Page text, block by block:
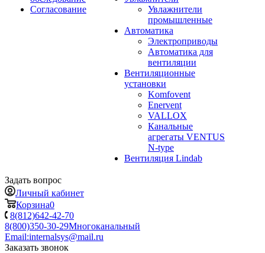
Согласование
Увлажнители
промышленные
Автоматика
Электроприводы
Автоматика для
вентиляции
Вентиляционные
установки
Komfovent
Enervent
VALLOX
Канальные
агрегаты VENTUS
N-type
Вентиляция Lindab
Задать вопрос
Личный кабинет
Корзина0
8(812)642-42-70
8(800)350-30-29Многоканальный
Email:internalsys@mail.ru
Заказать звонок